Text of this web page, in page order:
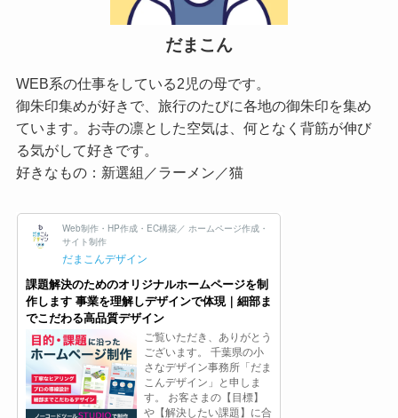
だまこん
WEB系の仕事をしている2児の母です。
御朱印集めが好きで、旅行のたびに各地の御朱印を集め
ています。お寺の凛とした空気は、何となく背筋が伸び
る気がして好きです。
好きなもの：新選組／ラーメン／猫